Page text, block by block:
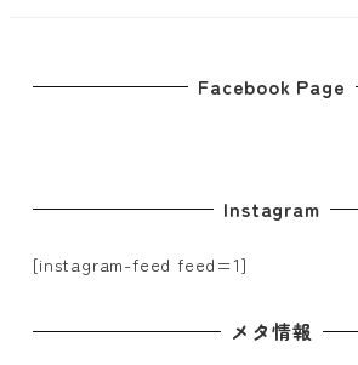
Facebook Page
Instagram
[instagram-feed feed=1]
メタ情報